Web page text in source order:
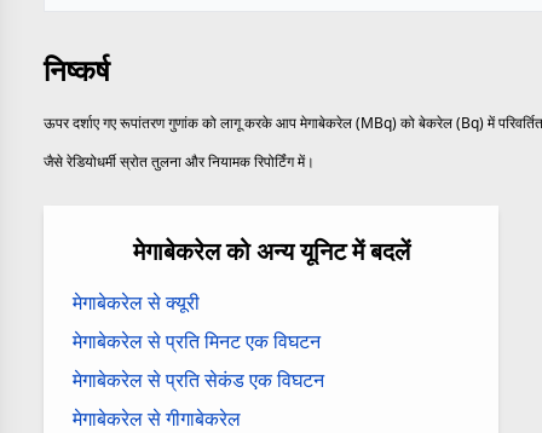
निष्कर्ष
ऊपर दर्शाए गए रूपांतरण गुणांक को लागू करके आप मेगाबेकरेल (MBq) को बेकरेल (Bq) में
जैसे रेडियोधर्मी स्रोत तुलना और नियामक रिपोर्टिंग में।
मेगाबेकरेल को अन्य यूनिट में बदलें
मेगाबेकरेल से क्यूरी
मेगाबेकरेल से प्रति मिनट एक विघटन
मेगाबेकरेल से प्रति सेकंड एक विघटन
मेगाबेकरेल से गीगाबेकरेल